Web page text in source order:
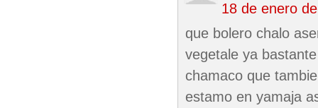
18 de enero
que bolero chalo
vegetale ya
chamaco que
estamo en yamaja